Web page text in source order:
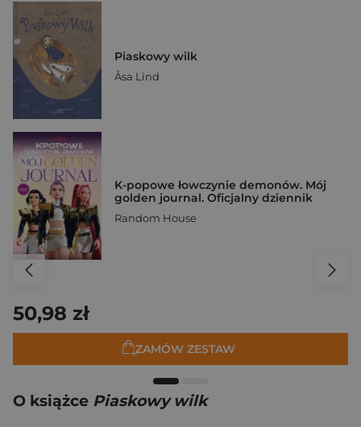
Piaskowy wilk
Åsa Lind
K-popowe łowczynie demonów. Mój
golden journal. Oficjalny dziennik
Random House
50,98 zł
ZAMÓW ZESTAW
O książce Piaskowy wilk